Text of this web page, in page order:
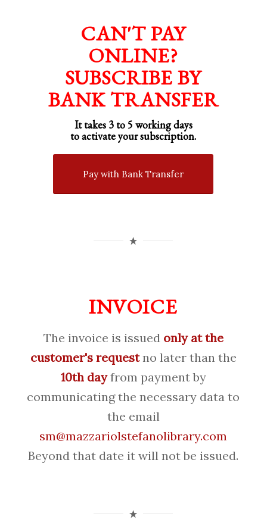
CAN'T PAY
ONLINE?
SUBSCRIBE BY
BANK TRANSFER
It takes 3 to 5 working days
to activate your subscription.
Pay with Bank Transfer
INVOICE
The invoice is issued only at the
customer's requestno later than the
10th dayfrom payment by
communicating the necessary data to
the email
sm@mazzariolstefanolibrary.com
Beyond that date it will not be issued.